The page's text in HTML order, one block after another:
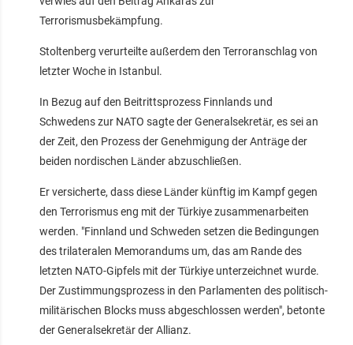
Terrorismusbekämpfung.
Stoltenberg verurteilte außerdem den Terroranschlag von
letzter Woche in Istanbul.
In Bezug auf den Beitrittsprozess Finnlands und
Schwedens zur NATO sagte der Generalsekretär, es sei an
der Zeit, den Prozess der Genehmigung der Anträge der
beiden nordischen Länder abzuschließen.
Er versicherte, dass diese Länder künftig im Kampf gegen
den Terrorismus eng mit der Türkiye zusammenarbeiten
werden. "Finnland und Schweden setzen die Bedingungen
des trilateralen Memorandums um, das am Rande des
letzten NATO-Gipfels mit der Türkiye unterzeichnet wurde.
Der Zustimmungsprozess in den Parlamenten des politisch-
militärischen Blocks muss abgeschlossen werden", betonte
der Generalsekretär der Allianz.